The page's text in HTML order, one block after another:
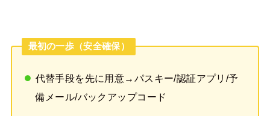
最初の一歩（安全確保）
代替手段を先に用意→パスキー/認証アプリ/予
備メール/バックアップコード